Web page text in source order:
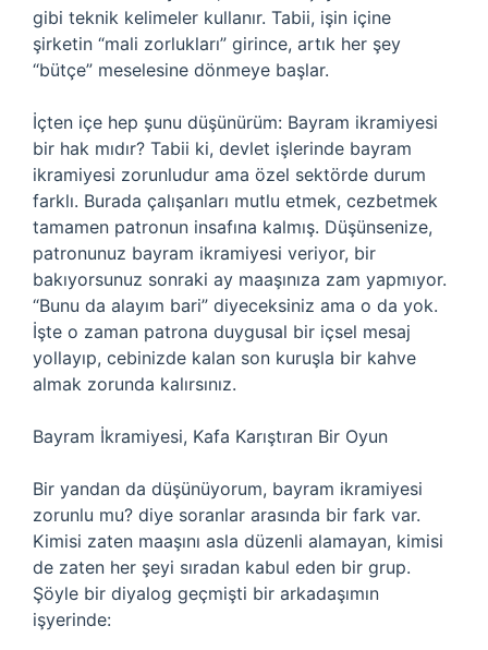
gibi teknik kelimeler kullanır. Tabii, işin içine
şirketin “mali zorlukları” girince, artık her şey
“bütçe” meselesine dönmeye başlar.
İçten içe hep şunu düşünürüm: Bayram ikramiyesi
bir hak mıdır? Tabii ki, devlet işlerinde bayram
ikramiyesi zorunludur ama özel sektörde durum
farklı. Burada çalışanları mutlu etmek, cezbetmek
tamamen patronun insafına kalmış. Düşünsenize,
patronunuz bayram ikramiyesi veriyor, bir
bakıyorsunuz sonraki ay maaşınıza zam yapmıyor.
“Bunu da alayım bari” diyeceksiniz ama o da yok.
İşte o zaman patrona duygusal bir içsel mesaj
yollayıp, cebinizde kalan son kuruşla bir kahve
almak zorunda kalırsınız.
Bayram İkramiyesi, Kafa Karıştıran Bir Oyun
Bir yandan da düşünüyorum, bayram ikramiyesi
zorunlu mu? diye soranlar arasında bir fark var.
Kimisi zaten maaşını asla düzenli alamayan, kimisi
de zaten her şeyi sıradan kabul eden bir grup.
Şöyle bir diyalog geçmişti bir arkadaşımın
işyerinde: